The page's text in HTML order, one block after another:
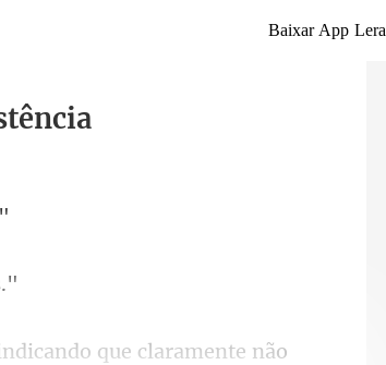
Baixar App Lera
o que claramente não